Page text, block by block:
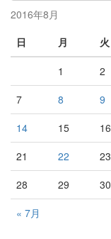
2016年8月
日
月 火
« 7月
1 2
7
8 9
14
15 16
21
22 23
28
29 30